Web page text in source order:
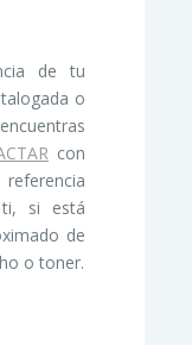
de tu
o
con
si está
de
o toner.